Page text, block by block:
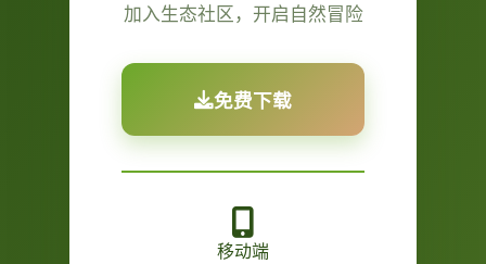
加入生态社区，开启自然冒险
免费下载
移动端